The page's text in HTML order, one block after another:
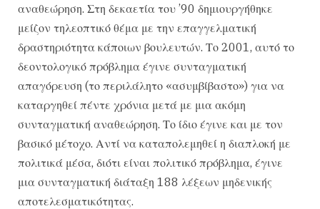
αναθεώρηση. Στη δεκαετία του ’90 δημιουργήθηκε
μείζον τηλεοπτικό θέμα με την επαγγελματική
δραστηριότητα κάποιων βουλευτών. Το 2001, αυτό το
δεοντολογικό πρόβλημα έγινε συνταγματική
απαγόρευση (το περιλάλητο «ασυμβίβαστο») για να
καταργηθεί πέντε χρόνια μετά με μια ακόμη
συνταγματική αναθεώρηση. Το ίδιο έγινε και με τον
βασικό μέτοχο. Αντί να καταπολεμηθεί η διαπλοκή με
πολιτικά μέσα, διότι είναι πολιτικό πρόβλημα, έγινε
μια συνταγματική διάταξη 188 λέξεων μηδενικής
αποτελεσματικότητας.